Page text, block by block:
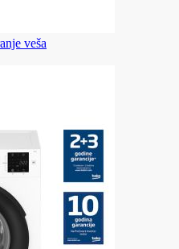
veša